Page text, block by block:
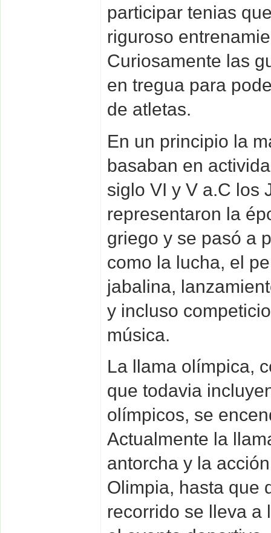
participar tenias
riguroso
Curiosamente las
en tregua para
de atletas.
En un principio la
basaban en
siglo VI y V a.C los
representaron la
griego y se pasó a
como la lucha, el
jabalina,
y incluso
música.
La llama olímpica,
que todavia
olímpicos, se
Actualmente la
antorcha y la
Olimpia, hasta que
recorrido se lleva a